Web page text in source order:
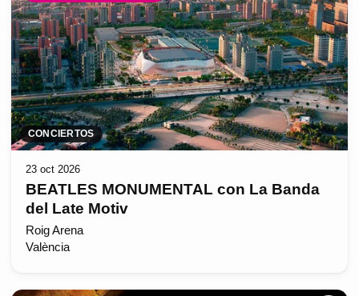
CONCIERTOS
23 oct 2026
BEATLES MONUMENTAL con La Banda
del Late Motiv
Roig Arena
València